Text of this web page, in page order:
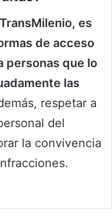
es
de acceso
personas que lo
las
respetar a
del
la convivencia